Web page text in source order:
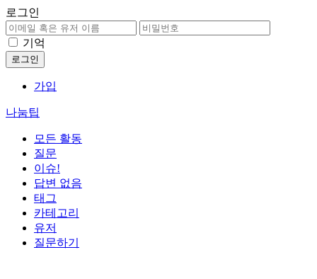
로그인
기억
가입
나눔팁
모든 활동
질문
이슈!
답변 없음
태그
카테고리
유저
질문하기